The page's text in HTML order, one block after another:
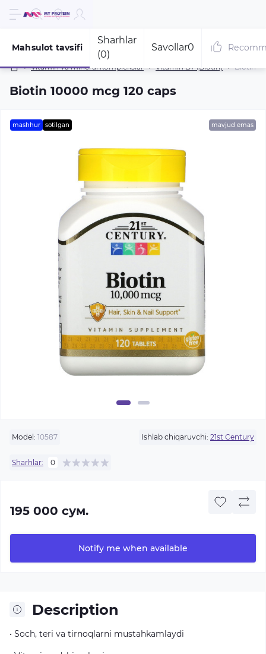
Vitamin va mineral komplekslar Vitamin B7 (Biotin) Biotin
Biotin 10000 mcg 120 caps
Mahsulot tavsifi
Sharhlar
(0)
Savollar0
mashhur sotilgan mavjud emas
Model: 10587 Ishlab chiqaruvchi: 21st Century
Sharhlar: 0
195 000 сум.
Notify me when available
Description
• Soch, teri va tirnoqlarni mustahkamlaydi